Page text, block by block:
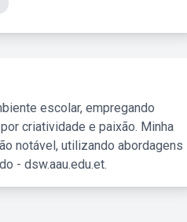
escolar, empregando
criatividade e paixão. Minha
notável, utilizando abordagens
- dsw.aau.edu.et.